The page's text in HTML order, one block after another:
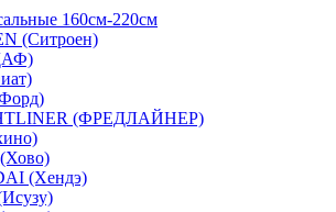
160см-220см
(Ситроен)
(ФРЕДЛАЙНЕР)
(Хендэ)